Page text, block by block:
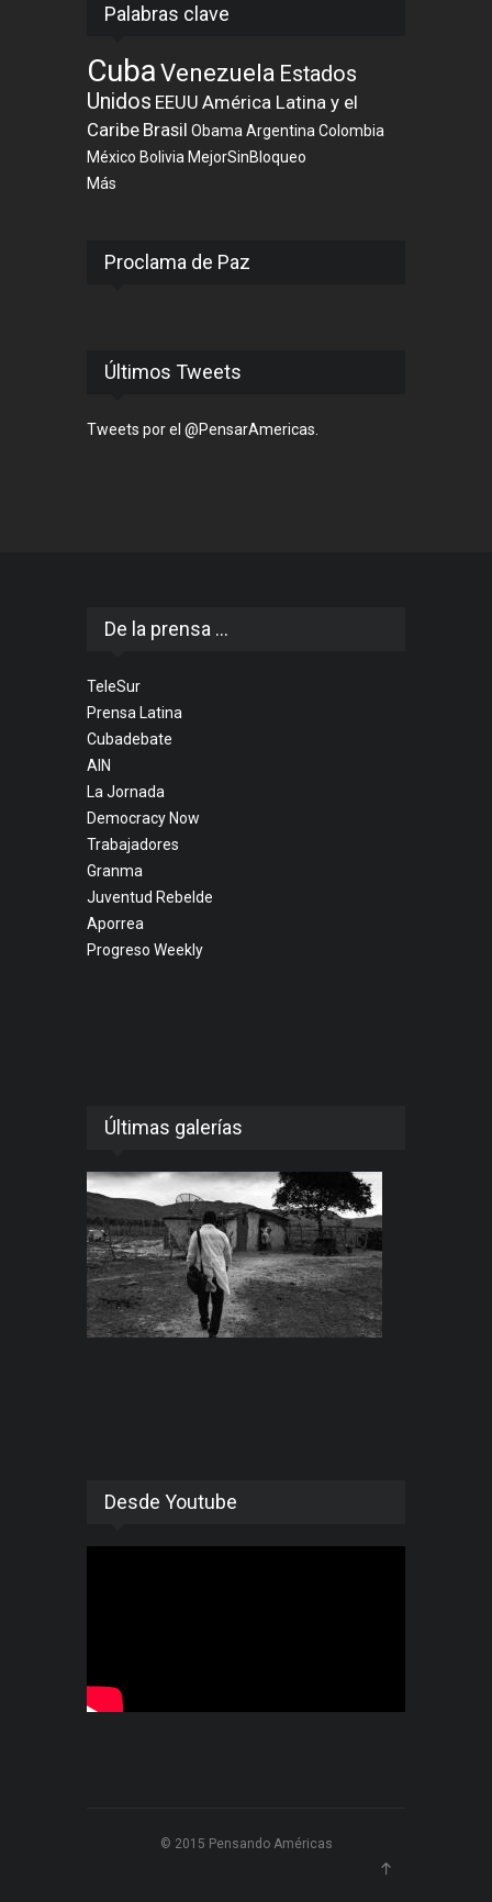
Palabras clave
CubaVenezuela Estados
Unidos EEUU América Latina y el
Caribe Brasil ObamaArgentinaColombia
México Bolivia MejorSinBloqueo
Más
Proclama de Paz
Últimos Tweets
Tweets por el @PensarAmericas.
De la prensa ...
TeleSur
Prensa Latina
Cubadebate
AIN
La Jornada
Democracy Now
Trabajadores
Granma
Juventud Rebelde
Aporrea
Progreso Weekly
Últimas galerías
Desde Youtube
© 2015 Pensando Américas